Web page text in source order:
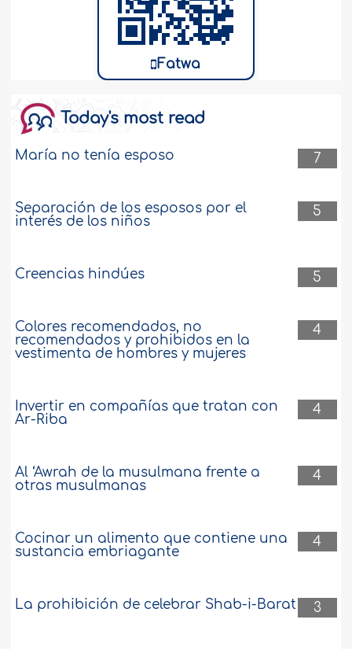
Fatwa
Today's most read
7
María no tenía esposo
5
Separación de los esposos por el
interés de los niños
5
Creencias hindúes
4
Colores recomendados, no
recomendados y prohibidos en la
vestimenta de hombres y mujeres
4
Invertir en compañías que tratan con
Ar-Riba
4
Al ‘Awrah de la musulmana frente a
otras musulmanas
4
Cocinar un alimento que contiene una
sustancia embriagante
3
La prohibición de celebrar Shab-i-Barat